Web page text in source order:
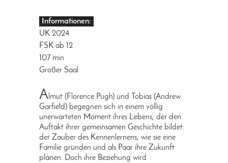
Informationen:
UK 2024
FSK ab 12
107 min
Großer Saal
A lmut (Florence Pugh) und Tobias (Andrew
Garfield) begegnen sich in einem völlig
unerwarteten Moment ihres Lebens, der den
Auftakt ihrer gemeinsamen Geschichte bildet:
der Zauber des Kennenlernens, wie sie eine
Familie gründen und als Paar ihre Zukunft
planen. Doch ihre Beziehung wird